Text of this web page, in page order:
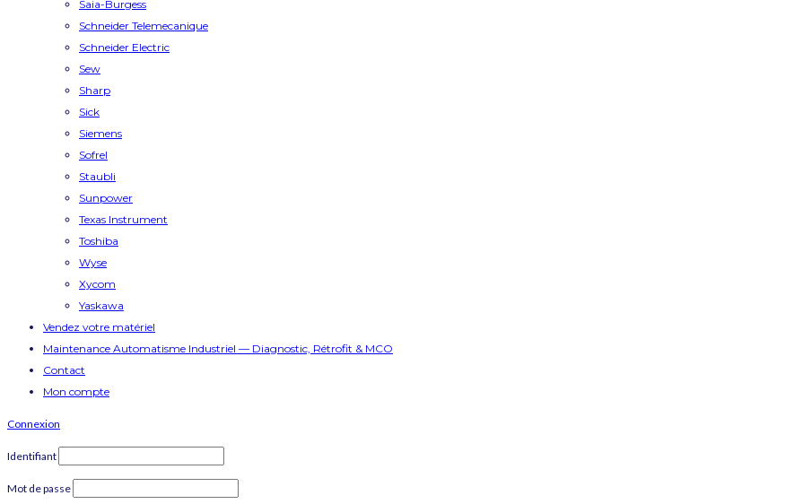
Saia-Burgess
Schneider Telemecanique
Schneider Electric
Sew
Sharp
Sick
Siemens
Sofrel
Staubli
Sunpower
Texas Instrument
Toshiba
Wyse
Xycom
Yaskawa
Vendez votre matériel
Maintenance Automatisme Industriel — Diagnostic, Rétrofit & MCO
Contact
Mon compte
Connexion
Identifiant
Mot de passe